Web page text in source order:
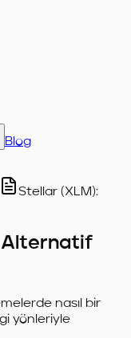
Blog
Stellar (XLM):
Alternatif
nasıl bir
yönleriyle